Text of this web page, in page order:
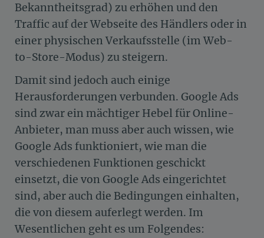
Bekanntheitsgrad) zu erhöhen und den
Traffic auf der Webseite des Händlers oder in
einer physischen Verkaufsstelle (im Web-
to-Store-Modus) zu steigern.
Damit sind jedoch auch einige
Herausforderungen verbunden. Google Ads
sind zwar ein mächtiger Hebel für Online-
Anbieter, man muss aber auch wissen, wie
Google Ads funktioniert, wie man die
verschiedenen Funktionen geschickt
einsetzt, die von Google Ads eingerichtet
sind, aber auch die Bedingungen einhalten,
die von diesem auferlegt werden. Im
Wesentlichen geht es um Folgendes: